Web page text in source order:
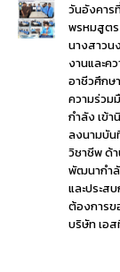
วันอังคาร
พรหมสูตร
นางสาวน
งานและค
อาชีวศึกษ
ความร่วม
กำลัง เข้
ลงนามบัน
วิชาชีพ ด้
พัฒนากำลั
และประส
ต้องการข
บริษัท เอ